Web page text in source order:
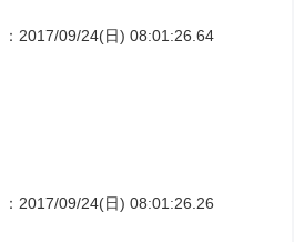
：2017/09/24(日) 08:01:26.64
：2017/09/24(日) 08:01:26.26